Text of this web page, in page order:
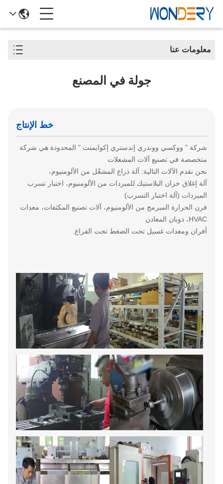
معلومات عنا
جولة في المصنع
خط الإنتاج
شركة " ووكسي ووندري إندستري إكوايمنت " المحدودة هي شركة
متخصصة في تصنيع آلات المشعلات
نحن نقدم الآلات التالية: آلة ذراع المشعّل من الألومنيوم،
آلة إغلاق خزان البلاستيك للمبردات من الألومنيوم، اختبار تسرب
المبردات (آلة اختبار التسرب)
فرن الحرارة المبرمج من الألومنيوم، آلات تصنيع المكثفات، معدات
HVAC، ذوبان المعادن
أفران ومعدات غسيل تحت الضغط تحت الفراغ.